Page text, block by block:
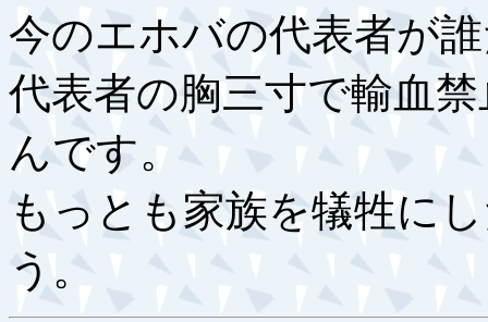
今のエホバの代表者が
代表者の胸三寸で輸血
んです。
もっとも家族を犠牲に
う。